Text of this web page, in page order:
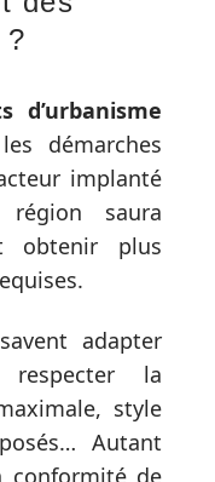
?
d’urbanisme
démarches
implanté
saura
obtenir plus
savent adapter
la
style
Autant
conformité de